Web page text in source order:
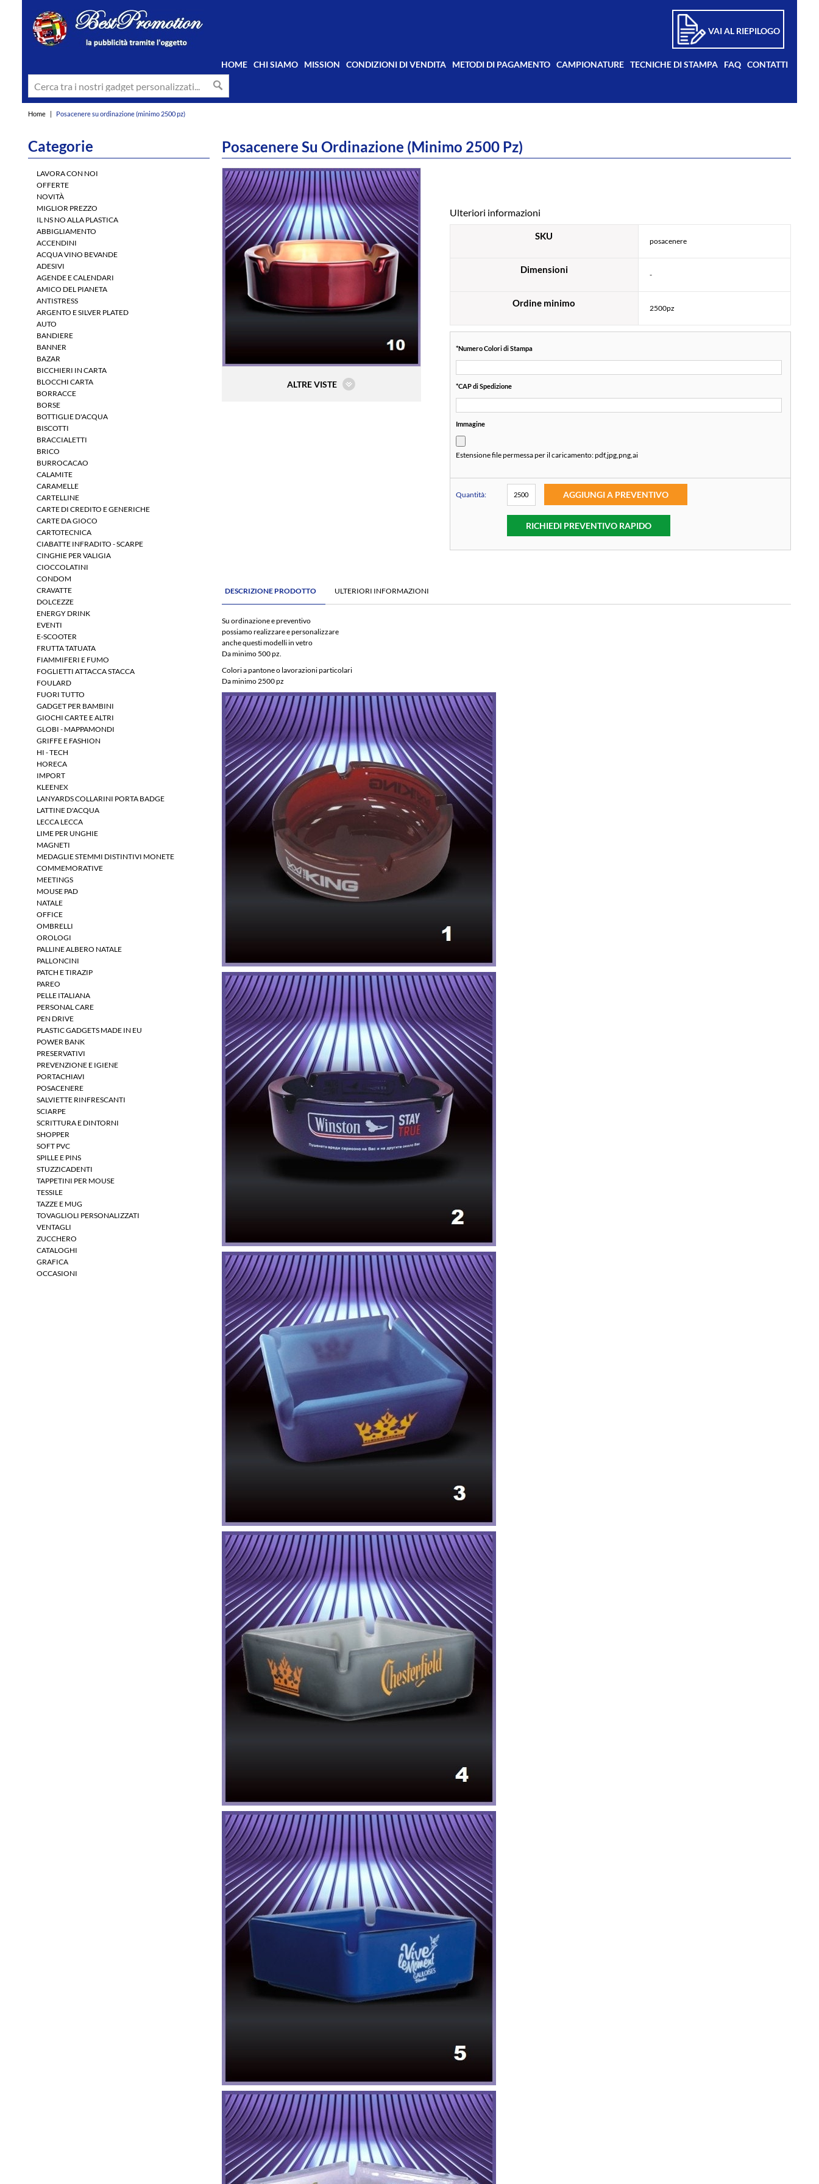
VAI AL RIEPILOGO
HOME CHI SIAMO MISSION CONDIZIONI DI VENDITA METODI DI PAGAMENTO CAMPIONATURE TECNICHE DI STAMPA FAQ CONTATTI
Home | Posacenere su ordinazione (minimo 2500 pz)
Posacenere Su Ordinazione (minimo 2500 Pz)
ALTRE VISTE
Ulteriori informazioni
SKU posacenere
Dimensioni -
Ordine minimo 2500pz
*Numero Colori di Stampa
*CAP di Spedizione
Immagine
Estensione file permessa per il caricamento:pdf,jpg,png,ai
Quantità: AGGIUNGI A PREVENTIVO
RICHIEDI PREVENTIVO RAPIDO
DESCRIZIONE PRODOTTO ULTERIORI INFORMAZIONI
Su ordinazione e preventivo
possiamo realizzare e personalizzare
anche questi modelli in vetro
Da minimo 500 pz.
Colori a pantone o lavorazioni particolari
Da minimo 2500 pz
Categorie
LAVORA CON NOI
OFFERTE
NOVITÀ
MIGLIOR PREZZO
IL NS NO ALLA PLASTICA
ABBIGLIAMENTO
ACCENDINI
ACQUA VINO BEVANDE
ADESIVI
AGENDE E CALENDARI
AMICO DEL PIANETA
ANTISTRESS
ARGENTO E SILVER PLATED
AUTO
BANDIERE
BANNER
BAZAR
BICCHIERI IN CARTA
BLOCCHI CARTA
BORRACCE
BORSE
BOTTIGLIE D'ACQUA
BISCOTTI
BRACCIALETTI
BRICO
BURROCACAO
CALAMITE
CARAMELLE
CARTELLINE
CARTE DI CREDITO E GENERICHE
CARTE DA GIOCO
CARTOTECNICA
CIABATTE INFRADITO - SCARPE
CINGHIE PER VALIGIA
CIOCCOLATINI
CONDOM
CRAVATTE
DOLCEZZE
ENERGY DRINK
EVENTI
E-SCOOTER
FRUTTA TATUATA
FIAMMIFERI E FUMO
FOGLIETTI ATTACCA STACCA
FOULARD
FUORI TUTTO
GADGET PER BAMBINI
GIOCHI CARTE E ALTRI
GLOBI - MAPPAMONDI
GRIFFE E FASHION
HI - TECH
HORECA
IMPORT
KLEENEX
LANYARDS COLLARINI PORTA BADGE
LATTINE D'ACQUA
LECCA LECCA
LIME PER UNGHIE
MAGNETI
MEDAGLIE STEMMI DISTINTIVI MONETE
COMMEMORATIVE
MEETINGS
MOUSE PAD
NATALE
OFFICE
OMBRELLI
OROLOGI
PALLINE ALBERO NATALE
PALLONCINI
PATCH E TIRAZIP
PAREO
PELLE ITALIANA
PERSONAL CARE
PEN DRIVE
PLASTIC GADGETS MADE IN EU
POWER BANK
PRESERVATIVI
PREVENZIONE E IGIENE
PORTACHIAVI
POSACENERE
SALVIETTE RINFRESCANTI
SCIARPE
SCRITTURA E DINTORNI
SHOPPER
SOFT PVC
SPILLE E PINS
STUZZICADENTI
TAPPETINI PER MOUSE
TESSILE
TAZZE E MUG
TOVAGLIOLI PERSONALIZZATI
VENTAGLI
ZUCCHERO
CATALOGHI
GRAFICA
OCCASIONI